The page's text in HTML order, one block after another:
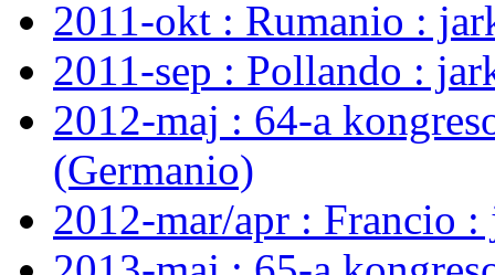
2011-okt : Rumanio :
2011-sep : Pollando :
2012-maj : 64-a
(Germanio)
2012-mar/apr : Francio :